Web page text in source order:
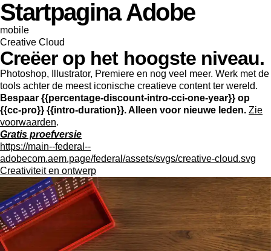
Startpagina Adobe
mobile
Creative Cloud
Creëer op het hoogste niveau.
Photoshop, Illustrator, Premiere en nog veel meer. Werk met de
tools achter de meest iconische creatieve content ter wereld.
Bespaar {{percentage-discount-intro-cci-one-year}} op
{{cc-pro}} {{intro-duration}}. Alleen voor nieuwe leden. Zie
voorwaarden.
Gratis proefversie
https://main--federal--
adobecom.aem.page/federal/assets/svgs/creative-cloud.svg
Creativiteit en ontwerp